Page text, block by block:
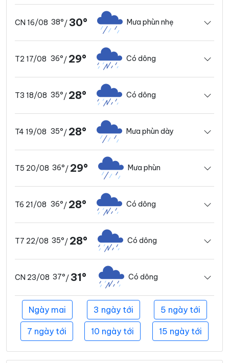
CN 16/08 38°/30° Mưa phùn nhẹ
T2 17/08 36°/ 29° Có dông
T3 18/08 35°/ 28° Có dông
T4 19/08 35°/ 28° Mưa phùn dày
T5 20/08 36°/ 29° Mưa phùn
T6 21/08 36°/ 28° Có dông
T7 22/08 35°/ 28° Có dông
CN 23/08 37°/31° Có dông
Ngày mai 3 ngày tới 5 ngày tới
7 ngày tới 10 ngày tới 15 ngày tới